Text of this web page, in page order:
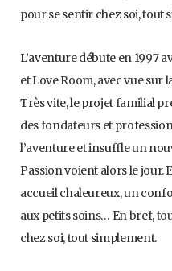
pour se sentir chez soi, tout
L’aventure débute en 1997
et Love Room, avec vue sur
Très vite, le projet familial
des fondateurs et
l’aventure et insuffle un
Passion voient alors le jour.
accueil chaleureux, un
aux petits soins… En bref,
chez soi, tout simplement.